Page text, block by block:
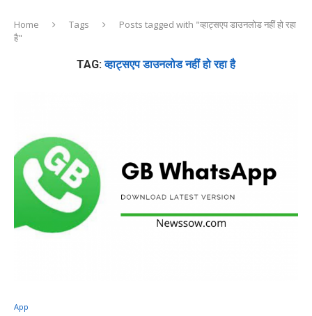
Home Tags
Posts tagged with "व्हाट्सएप डाउनलोड नहीं हो रहा
है"
TAG:व्हाट्सएप डाउनलोड नहीं हो रहा है
App